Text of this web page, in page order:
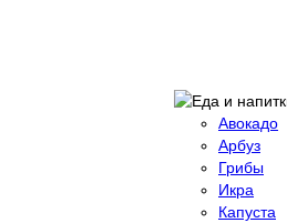
Авокадо
Арбуз
Грибы
Икра
Капуста